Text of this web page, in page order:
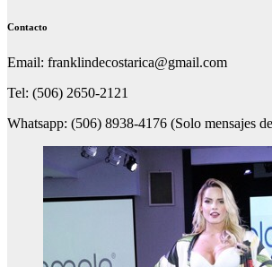
Contacto
Email: franklindecostarica@gmail.com
Tel: (506) 2650-2121
Whatsapp: (506) 8938-4176 (Solo mensajes